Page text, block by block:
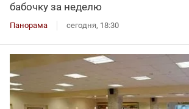
бабочку за неделю
Панорама сегодня, 18:30